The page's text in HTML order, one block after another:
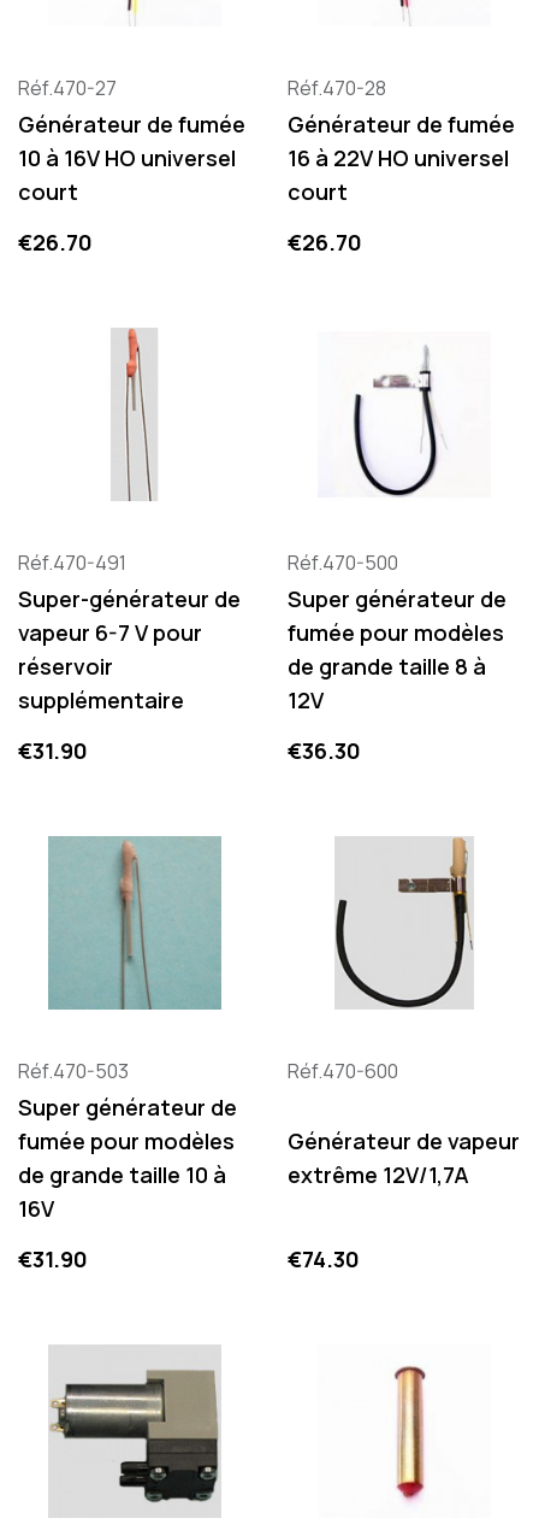
Réf.470-27
Générateur de fumée
10 à 16V HO universel
court
Price
€26.70
Réf.470-28
Générateur de fumée
16 à 22V HO universel
court
Price
€26.70
Réf.470-491
Super-générateur de
vapeur 6-7 V pour
réservoir
supplémentaire
Price
€31.90
Réf.470-500
Super générateur de
fumée pour modèles
de grande taille 8 à
12V
Price
€36.30
Réf.470-503
Super générateur de
fumée pour modèles
de grande taille 10 à
16V
Price
€31.90
Réf.470-600
Générateur de vapeur
extrême 12V/1,7A
Price
€74.30